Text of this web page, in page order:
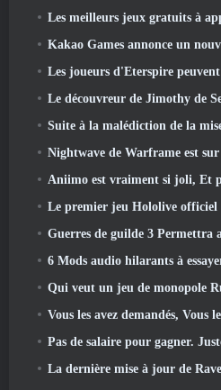
Les meilleurs jeux gratuits à
Kakao Games annonce un nouveau
Les joueurs d'Eterspire peuvent désormais
Le découvreur de Jimothy de Seattle a des liens avec
Suite à la malédiction de la mise à jour Allflame, Path Of Exile
Nightwave de Warframe est sur le point
Aniimo est vraiment si joli, Et
Le premier jeu Hololive officiel
Guerres de guilde 3 Permettra aux joueurs de découvrir le
6 Mods audio hilarants à essayer
Qui veut un jeu de monopole
Vous les avez demandés, Vous les obtenez.
Pas de salaire pour gagner. Juste
La dernière mise à jour de Raven2 présente le système d'éveil des compétences,